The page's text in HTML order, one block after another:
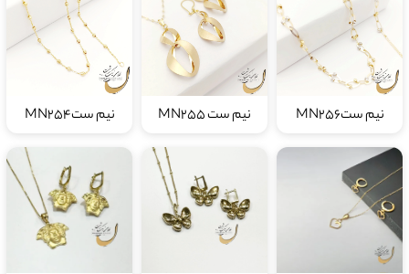
نیم ستMN256 نیم ست MN255 نیم ستMN254